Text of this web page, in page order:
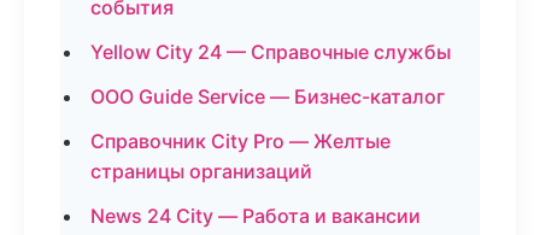
события
Yellow City 24 — Справочные службы
ООО Guide Service — Бизнес-каталог
Справочник City Pro — Желтые
страницы организаций
News 24 City — Работа и вакансии